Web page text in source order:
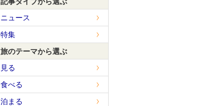
ニュース
特集
旅のテーマから選ぶ
見る
食べる
泊まる